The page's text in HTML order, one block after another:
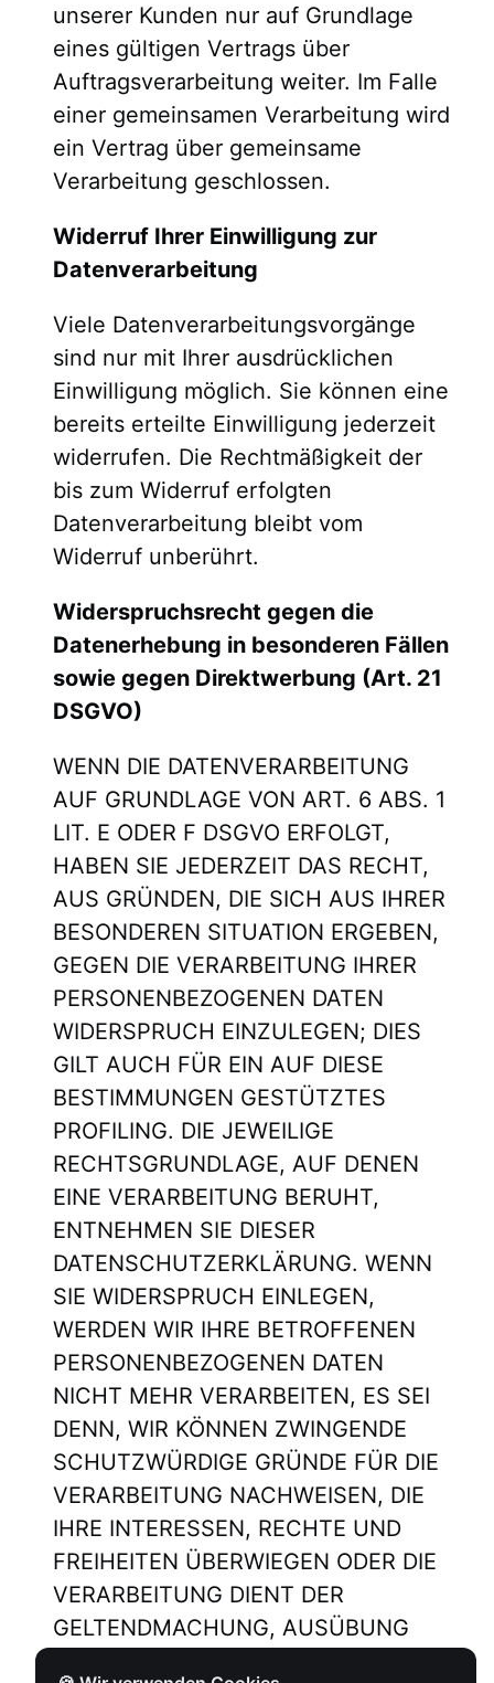
unserer Kunden nur auf Grundlage
eines gültigen Vertrags über
Auftragsverarbeitung weiter. Im Falle
einer gemeinsamen Verarbeitung wird
ein Vertrag über gemeinsame
Verarbeitung geschlossen.
Widerruf Ihrer Einwilligung zur
Datenverarbeitung
Viele Datenverarbeitungsvorgänge
sind nur mit Ihrer ausdrücklichen
Einwilligung möglich. Sie können eine
bereits erteilte Einwilligung jederzeit
widerrufen. Die Rechtmäßigkeit der
bis zum Widerruf erfolgten
Datenverarbeitung bleibt vom
Widerruf unberührt.
Widerspruchsrecht gegen die
Datenerhebung in besonderen Fällen
sowie gegen Direktwerbung (Art. 21
DSGVO)
WENN DIE DATENVERARBEITUNG
AUF GRUNDLAGE VON ART. 6 ABS. 1
LIT. E ODER F DSGVO ERFOLGT,
HABEN SIE JEDERZEIT DAS RECHT,
AUS GRÜNDEN, DIE SICH AUS IHRER
BESONDEREN SITUATION ERGEBEN,
GEGEN DIE VERARBEITUNG IHRER
PERSONENBEZOGENEN DATEN
WIDERSPRUCH EINZULEGEN; DIES
GILT AUCH FÜR EIN AUF DIESE
BESTIMMUNGEN GESTÜTZTES
PROFILING. DIE JEWEILIGE
RECHTSGRUNDLAGE, AUF DENEN
EINE VERARBEITUNG BERUHT,
ENTNEHMEN SIE DIESER
DATENSCHUTZERKLÄRUNG. WENN
SIE WIDERSPRUCH EINLEGEN,
WERDEN WIR IHRE BETROFFENEN
PERSONENBEZOGENEN DATEN
NICHT MEHR VERARBEITEN, ES SEI
DENN, WIR KÖNNEN ZWINGENDE
SCHUTZWÜRDIGE GRÜNDE FÜR DIE
VERARBEITUNG NACHWEISEN, DIE
IHRE INTERESSEN, RECHTE UND
FREIHEITEN ÜBERWIEGEN ODER DIE
VERARBEITUNG DIENT DER
GELTENDMACHUNG, AUSÜBUNG